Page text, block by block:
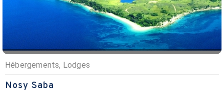
Hébergements, Lodges
Nosy Saba